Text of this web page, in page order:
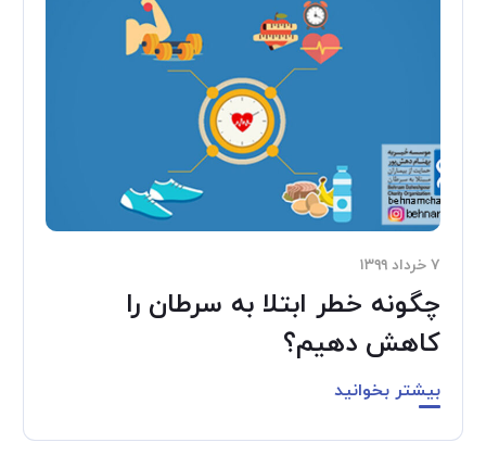
۷ خرداد ۱۳۹۹
چگونه خطر ابتلا به سرطان را
کاهش دهیم؟
بیشتر بخوانید